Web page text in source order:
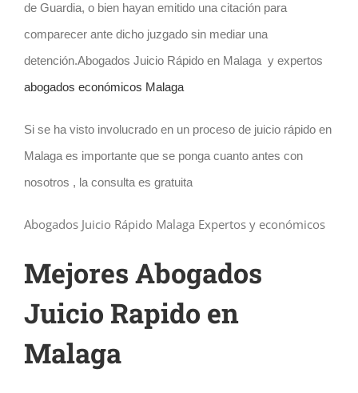
de Guardia, o bien hayan emitido una citación para
comparecer ante dicho juzgado sin mediar una
detención.Abogados Juicio Rápido en Malaga y expertos
abogados económicos Malaga
Si se ha visto involucrado en un proceso de juicio rápido en
Malaga es importante que se ponga cuanto antes con
nosotros , la consulta es gratuita
Abogados Juicio Rápido Malaga Expertos y económicos
Mejores Abogados
Juicio Rapido en
Malaga